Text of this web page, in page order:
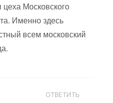
Московского
Именно здесь
всем московский
ОТВЕТИТЬ